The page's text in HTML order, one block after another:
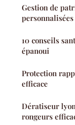
Gestion de
10 conseils
épanoui
Protection
efficace
Dératiseur
rongeurs